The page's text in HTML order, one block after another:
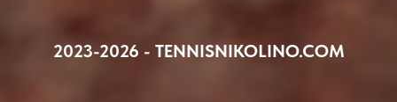
2023-2026 - TENNISNIKOLINO.COM